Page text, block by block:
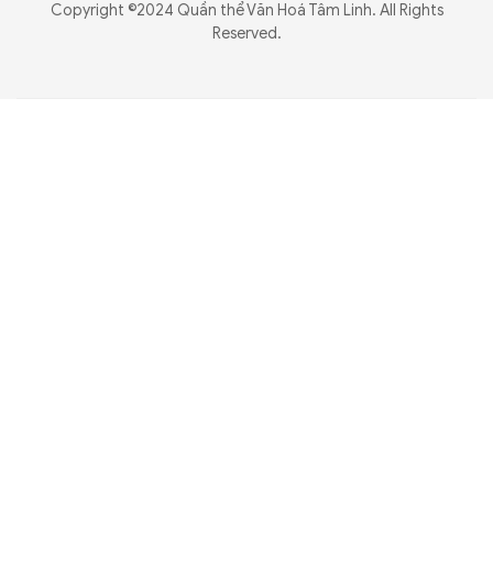
Copyright ©2024 Quần thể Văn Hoá Tâm Linh. All Rights
Reserved.